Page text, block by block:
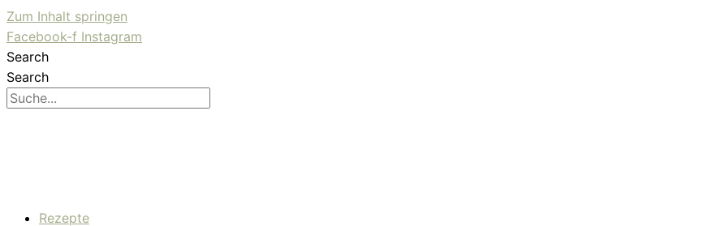
Zum Inhalt springen
Facebook-f Instagram
Search
Search
Rezepte